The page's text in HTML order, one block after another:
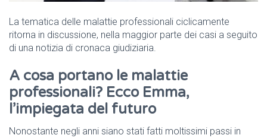
La tematica delle malattie professionali ciclicamente
ritorna in discussione, nella maggior parte dei casi a seguito
di una notizia di cronaca giudiziaria.
A cosa portano le malattie
professionali? Ecco Emma,
l’impiegata del futuro
Nonostante negli anni siano stati fatti moltissimi passi in